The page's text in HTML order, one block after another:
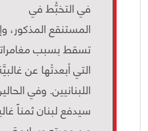
في التخبُّط في
المستنقع المذكور،
تسقط بسبب
التي أبعدتْها عن
اللبنانيين. وفي
سيدفع لبنان ثمناً